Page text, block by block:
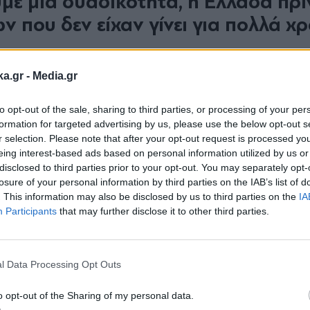
- Media.gr
opt-out of the sale, sharing to third parties, or processing of your
for targeted advertising by us, please use the below opt-out
selection. Please note that after your opt-out request is processed
interest-based ads based on personal information utilized by us
to third parties prior to your opt-out. You may separately
of your personal information by third parties on the IAB’s list of
This information may also be disclosed by us to third parties on the
Participants that may further disclose it to other third parties.
Data Processing Opt Outs
opt-out of the Sharing of my personal data.
που δεν είχαν γίνει για πολλά
Η Ελλάδα πριν από το 2019 είχε μια
Αυτά που δεν έχεις κάνει επί μακρόν
Όμως, πρέπει να απαντήσει κανείς και στις
πρέπει να προσφέρεις τα παραδοτέα και
Κεφαλαιαγοράς, αυτά θα παραγάγουν ένα
τεχνολογικό δόγμα», συμπλήρωσε. «Αυτό
τεχνολογία και όχι μόνο μέσω εθνικών
τόνισε.
τεχνολογία. Πρώτον, να είμαστε στην ηγεσία,
να τους αναπτύξουμε ακόμα περισσότερο.
πλεονέκτημα, αλλά μπορούμε να
newsletter